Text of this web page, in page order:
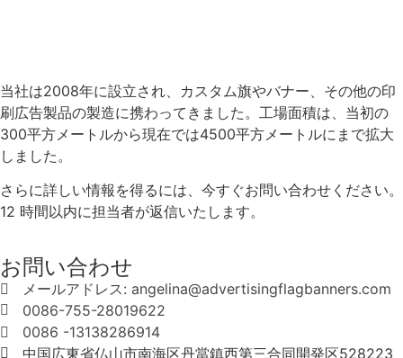
当社は2008年に設立され、カスタム旗やバナー、その他の印
刷広告製品の製造に携わってきました。工場面積は、当初の
300平方メートルから現在では4500平方メートルにまで拡大
しました。
さらに詳しい情報を得るには、今すぐお問い合わせください。
12 時間以内に担当者が返信いたします。
お問い合わせ
メールアドレス: angelina@advertisingflagbanners.com
0086-755-28019622
0086 -13138286914
中国広東省仏山市南海区丹當鎮西第三合同開発区528223